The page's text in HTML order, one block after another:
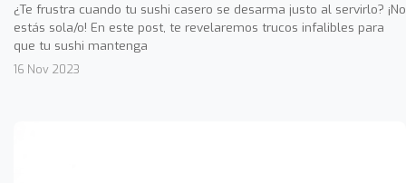
¿Te frustra cuando tu sushi casero se desarma justo al servirlo? ¡No
estás sola/o! En este post, te revelaremos trucos infalibles para
que tu sushi mantenga
16 Nov 2023